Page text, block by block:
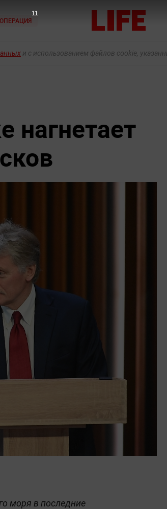
и с использованием файлов cookie,
нагнетает
моря в последние
9